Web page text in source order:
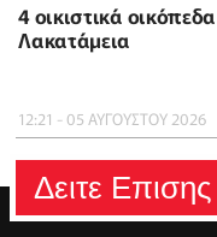
4 οικιστικά
Λακατάμεια
12:21 - 05 ΑΥΓΟΥΣΤΟΥ 2026
Δειτε Επισης